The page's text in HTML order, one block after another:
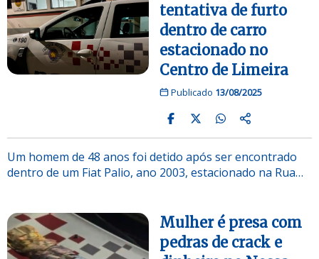
tentativa de furto
dentro de carro
estacionado no
Centro de Limeira
Publicado 13/08/2025
Um homem de 48 anos foi detido após ser encontrado
dentro de um Fiat Palio, ano 2003, estacionado na Rua…
Mulher é presa com
pedras de crack e